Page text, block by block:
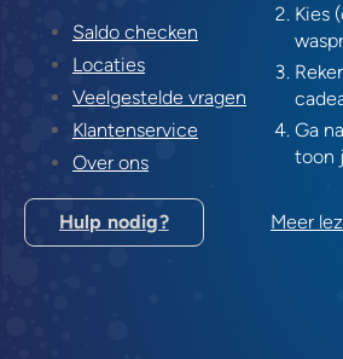
Saldo checken
Locaties
Veelgestelde vragen
Klantenservice
Over ons
Hulp nodig?
Kies
Ga
toon
Meer